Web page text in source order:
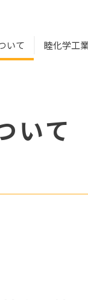
いて 睦化学工
いて